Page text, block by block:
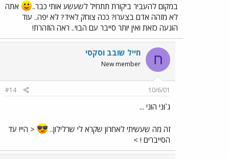
במקום להעביר ביקורת תתחיל לשעשע אותי כבר..
אתה
לא מזהה אדם בצערו? ככה צוחק לאיד? לא יפה.. עוד
הוגעה כזאת ואין יותר סייבר עם הבוי.. ראה הוזהרת!
ח חייל שובב וסקסי
New member
10/6/01
#14
ג`וני הוני ...
זה מה שעשיתי לאחרון שקרא לי שרלילון..
< היי! עד
הסייברים ! >